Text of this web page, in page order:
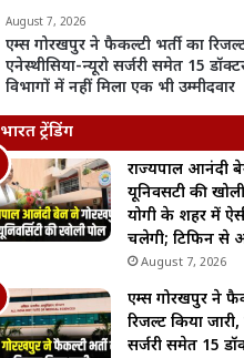
August 7, 2026
एम्स गोरखपुर ने फैकल्टी भर्ती का
एनेस्थीसिया-न्यूरो सर्जरी समेत 15
विभागों में नहीं मिला एक भी उम्मीदवार
भारत ट्रेंडिंग
राज्यपाल आनंदी
यूनिवर्सिटी की
योगी के शहर में
चलेगी; टिफिन से
August 7, 2026
एम्स गोरखपुर ने
रिजल्ट किया
सर्जरी समेत 15